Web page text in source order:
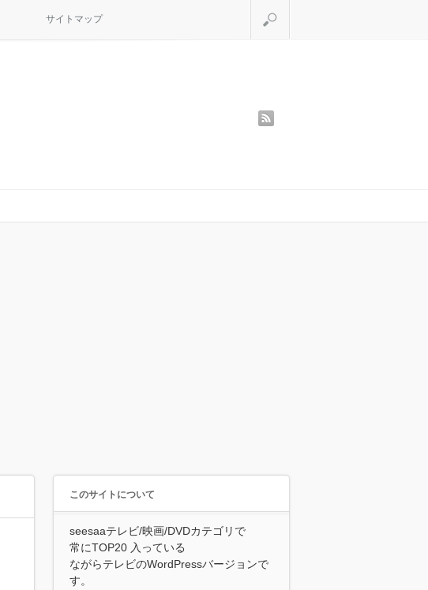
サイトマップ
このサイトについて
seesaaテレビ/映画/DVDカテゴリで
常にTOP20 入っている
ながらテレビのWordPressバージョンで
す。